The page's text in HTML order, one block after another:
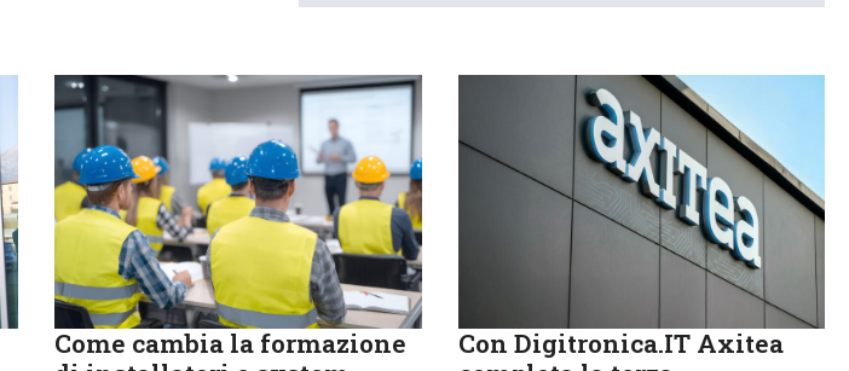
Come cambia la formazione
Con Digitronica.IT Axitea